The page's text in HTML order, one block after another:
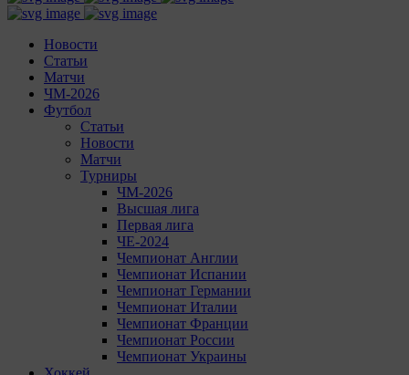
Новости
Статьи
Матчи
ЧМ-2026
Футбол
Статьи
Новости
Матчи
Турниры
ЧМ-2026
Высшая лига
Первая лига
ЧЕ-2024
Чемпионат Англии
Чемпионат Испании
Чемпионат Германии
Чемпионат Италии
Чемпионат Франции
Чемпионат России
Чемпионат Украины